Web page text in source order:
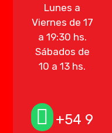
Lunes a
Viernes de 17
a 19:30 hs.
Sábados de
10 a 13 hs.
+54 9